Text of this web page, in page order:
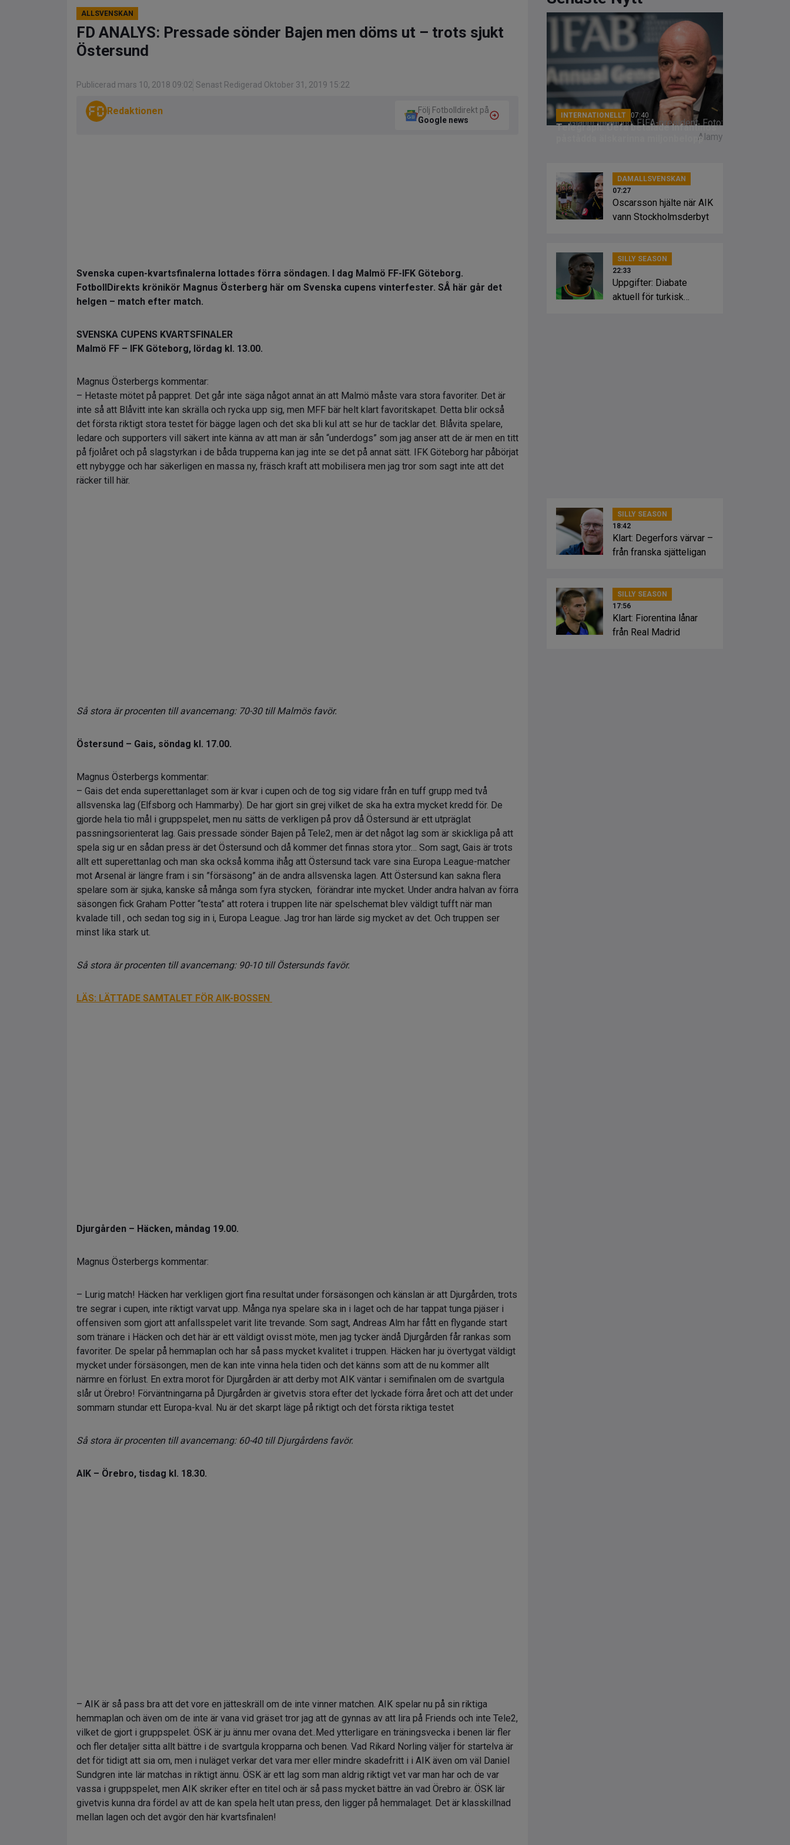
ALLSVENSKAN
FD ANALYS: Pressade sönder Bajen men döms ut – trots sjukt
Östersund
Publicerad mars 10, 2018 09:02 Senast Redigerad Oktober 31, 2019 15:22
Redaktionen
Följ Fotbolldirekt på
Google news
Svenska cupen-kvartsfinalerna lottades förra söndagen. I dag Malmö FF-IFK Göteborg.
FotbollDirekts krönikör Magnus Österberg här om Svenska cupens vinterfester. SÅ här går det
helgen – match efter match.
SVENSKA CUPENS KVARTSFINALER
Malmö FF – IFK Göteborg, lördag kl. 13.00.
Magnus Österbergs kommentar:
– Hetaste mötet på pappret. Det går inte säga något annat än att Malmö måste vara stora favoriter. Det är
inte så att Blåvitt inte kan skrälla och rycka upp sig, men MFF bär helt klart favoritskapet. Detta blir också
det första riktigt stora testet för bägge lagen och det ska bli kul att se hur de tacklar det. Blåvita spelare,
ledare och supporters vill säkert inte känna av att man är sån “underdogs” som jag anser att de är men en titt
på fjolåret och på slagstyrkan i de båda trupperna kan jag inte se det på annat sätt. IFK Göteborg har påbörjat
ett nybygge och har säkerligen en massa ny, fräsch kraft att mobilisera men jag tror som sagt inte att det
räcker till här.
Så stora är procenten till avancemang: 70-30 till Malmös favör.
Östersund – Gais, söndag kl. 17.00.
Magnus Österbergs kommentar:
– Gais det enda superettanlaget som är kvar i cupen och de tog sig vidare från en tuff grupp med två
allsvenska lag (Elfsborg och Hammarby). De har gjort sin grej vilket de ska ha extra mycket kredd för. De
gjorde hela tio mål i gruppspelet, men nu sätts de verkligen på prov då Östersund är ett utpräglat
passningsorienterat lag. Gais pressade sönder Bajen på Tele2, men är det något lag som är skickliga på att
spela sig ur en sådan press är det Östersund och då kommer det finnas stora ytor… Som sagt, Gais är trots
allt ett superettanlag och man ska också komma ihåg att Östersund tack vare sina Europa League-matcher
mot Arsenal är längre fram i sin ”försäsong” än de andra allsvenska lagen. Att Östersund kan sakna flera
spelare som är sjuka, kanske så många som fyra stycken, förändrar inte mycket. Under andra halvan av förra
säsongen fick Graham Potter “testa” att rotera i truppen lite när spelschemat blev väldigt tufft när man
kvalade till , och sedan tog sig in i, Europa League. Jag tror han lärde sig mycket av det. Och truppen ser
minst lika stark ut.
Så stora är procenten till avancemang: 90-10 till Östersunds favör.
LÄS: LÄTTADE SAMTALET FÖR AIK-BOSSEN
Djurgården – Häcken, måndag 19.00.
Magnus Österbergs kommentar:
– Lurig match! Häcken har verkligen gjort fina resultat under försäsongen och känslan är att Djurgården, trots
tre segrar i cupen, inte riktigt varvat upp. Många nya spelare ska in i laget och de har tappat tunga pjäser i
offensiven som gjort att anfallsspelet varit lite trevande. Som sagt, Andreas Alm har fått en flygande start
som tränare i Häcken och det här är ett väldigt ovisst möte, men jag tycker ändå Djurgården får rankas som
favoriter. De spelar på hemmaplan och har så pass mycket kvalitet i truppen. Häcken har ju övertygat väldigt
mycket under försäsongen, men de kan inte vinna hela tiden och det känns som att de nu kommer allt
närmre en förlust. En extra morot för Djurgården är att derby mot AIK väntar i semifinalen om de svartgula
slår ut Örebro! Förväntningarna på Djurgården är givetvis stora efter det lyckade förra året och att det under
sommarn stundar ett Europa-kval. Nu är det skarpt läge på riktigt och det första riktiga testet
Så stora är procenten till avancemang: 60-40 till Djurgårdens favör.
AIK – Örebro, tisdag kl. 18.30.
– AIK är så pass bra att det vore en jätteskräll om de inte vinner matchen. AIK spelar nu på sin riktiga
hemmaplan och även om de inte är vana vid gräset tror jag att de gynnas av att lira på Friends och inte Tele2,
vilket de gjort i gruppspelet. ÖSK är ju ännu mer ovana det..Med ytterligare en träningsvecka i benen lär fler
och fler detaljer sitta allt bättre i de svartgula kropparna och benen. Vad Rikard Norling väljer för startelva är
det för tidigt att sia om, men i nuläget verkar det vara mer eller mindre skadefritt i i AIK även om väl Daniel
Sundgren inte lär matchas in riktigt ännu. ÖSK är ett lag som man aldrig riktigt vet var man har och de var
vassa i gruppspelet, men AIK skriker efter en titel och är så pass mycket bättre än vad Örebro är. ÖSK lär
givetvis kunna dra fördel av att de kan spela helt utan press, den ligger på hemmalaget. Det är klasskillnad
mellan lagen och det avgör den här kvartsfinalen!
Gianni Infantino, FIFA-president. Foto:
Alamy
INTERNATIONELLT 07:40
Telegraph: Uefa betalade Infantinos
påstådda älskarinna miljonbelopp
DAMALLSVENSKAN
07:27
Oscarsson hjälte när AIK
vann Stockholmsderbyt
SILLY SEASON
22:33
Uppgifter: Diabate
aktuell för turkisk
SILLY SEASON
18:42
Klart: Degerfors värvar –
från franska sjätteligan
SILLY SEASON
17:56
Klart: Fiorentina lånar
från Real Madrid